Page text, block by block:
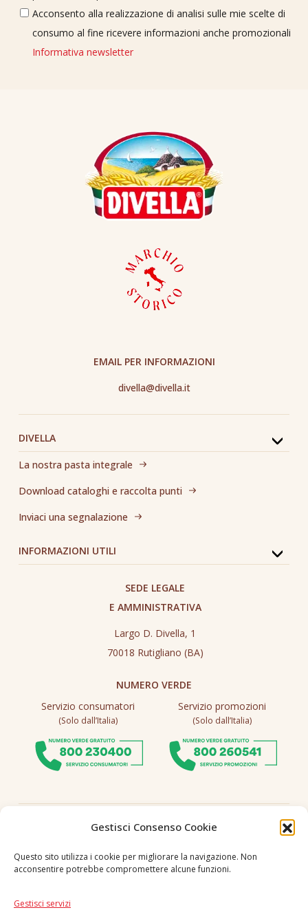
Gestisci Consenso Cookie
Questo sito utilizza i cookie per migliorare la navigazione. Non
acconsentire potrebbe compromettere alcune funzioni.
Gestisci servizi
Acconsento alla realizzazione di analisi sulle mie scelte di
consumo al fine ricevere informazioni anche promozionali
Informativa newsletter
DIVELLA
La nostra pasta integrale
Download cataloghi e raccolta punti
Inviaci una segnalazione
INFORMAZIONI UTILI
EMAIL PER INFORMAZIONI
divella@divella.it
SEDE LEGALE
E AMMINISTRATIVA
Largo D. Divella, 1
70018 Rutigliano (BA)
NUMERO VERDE
Servizio consumatori
(Solo dall’Italia)
Servizio promozioni
(Solo dall’Italia)
Seguici